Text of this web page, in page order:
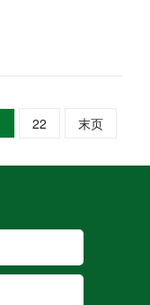
22 末页